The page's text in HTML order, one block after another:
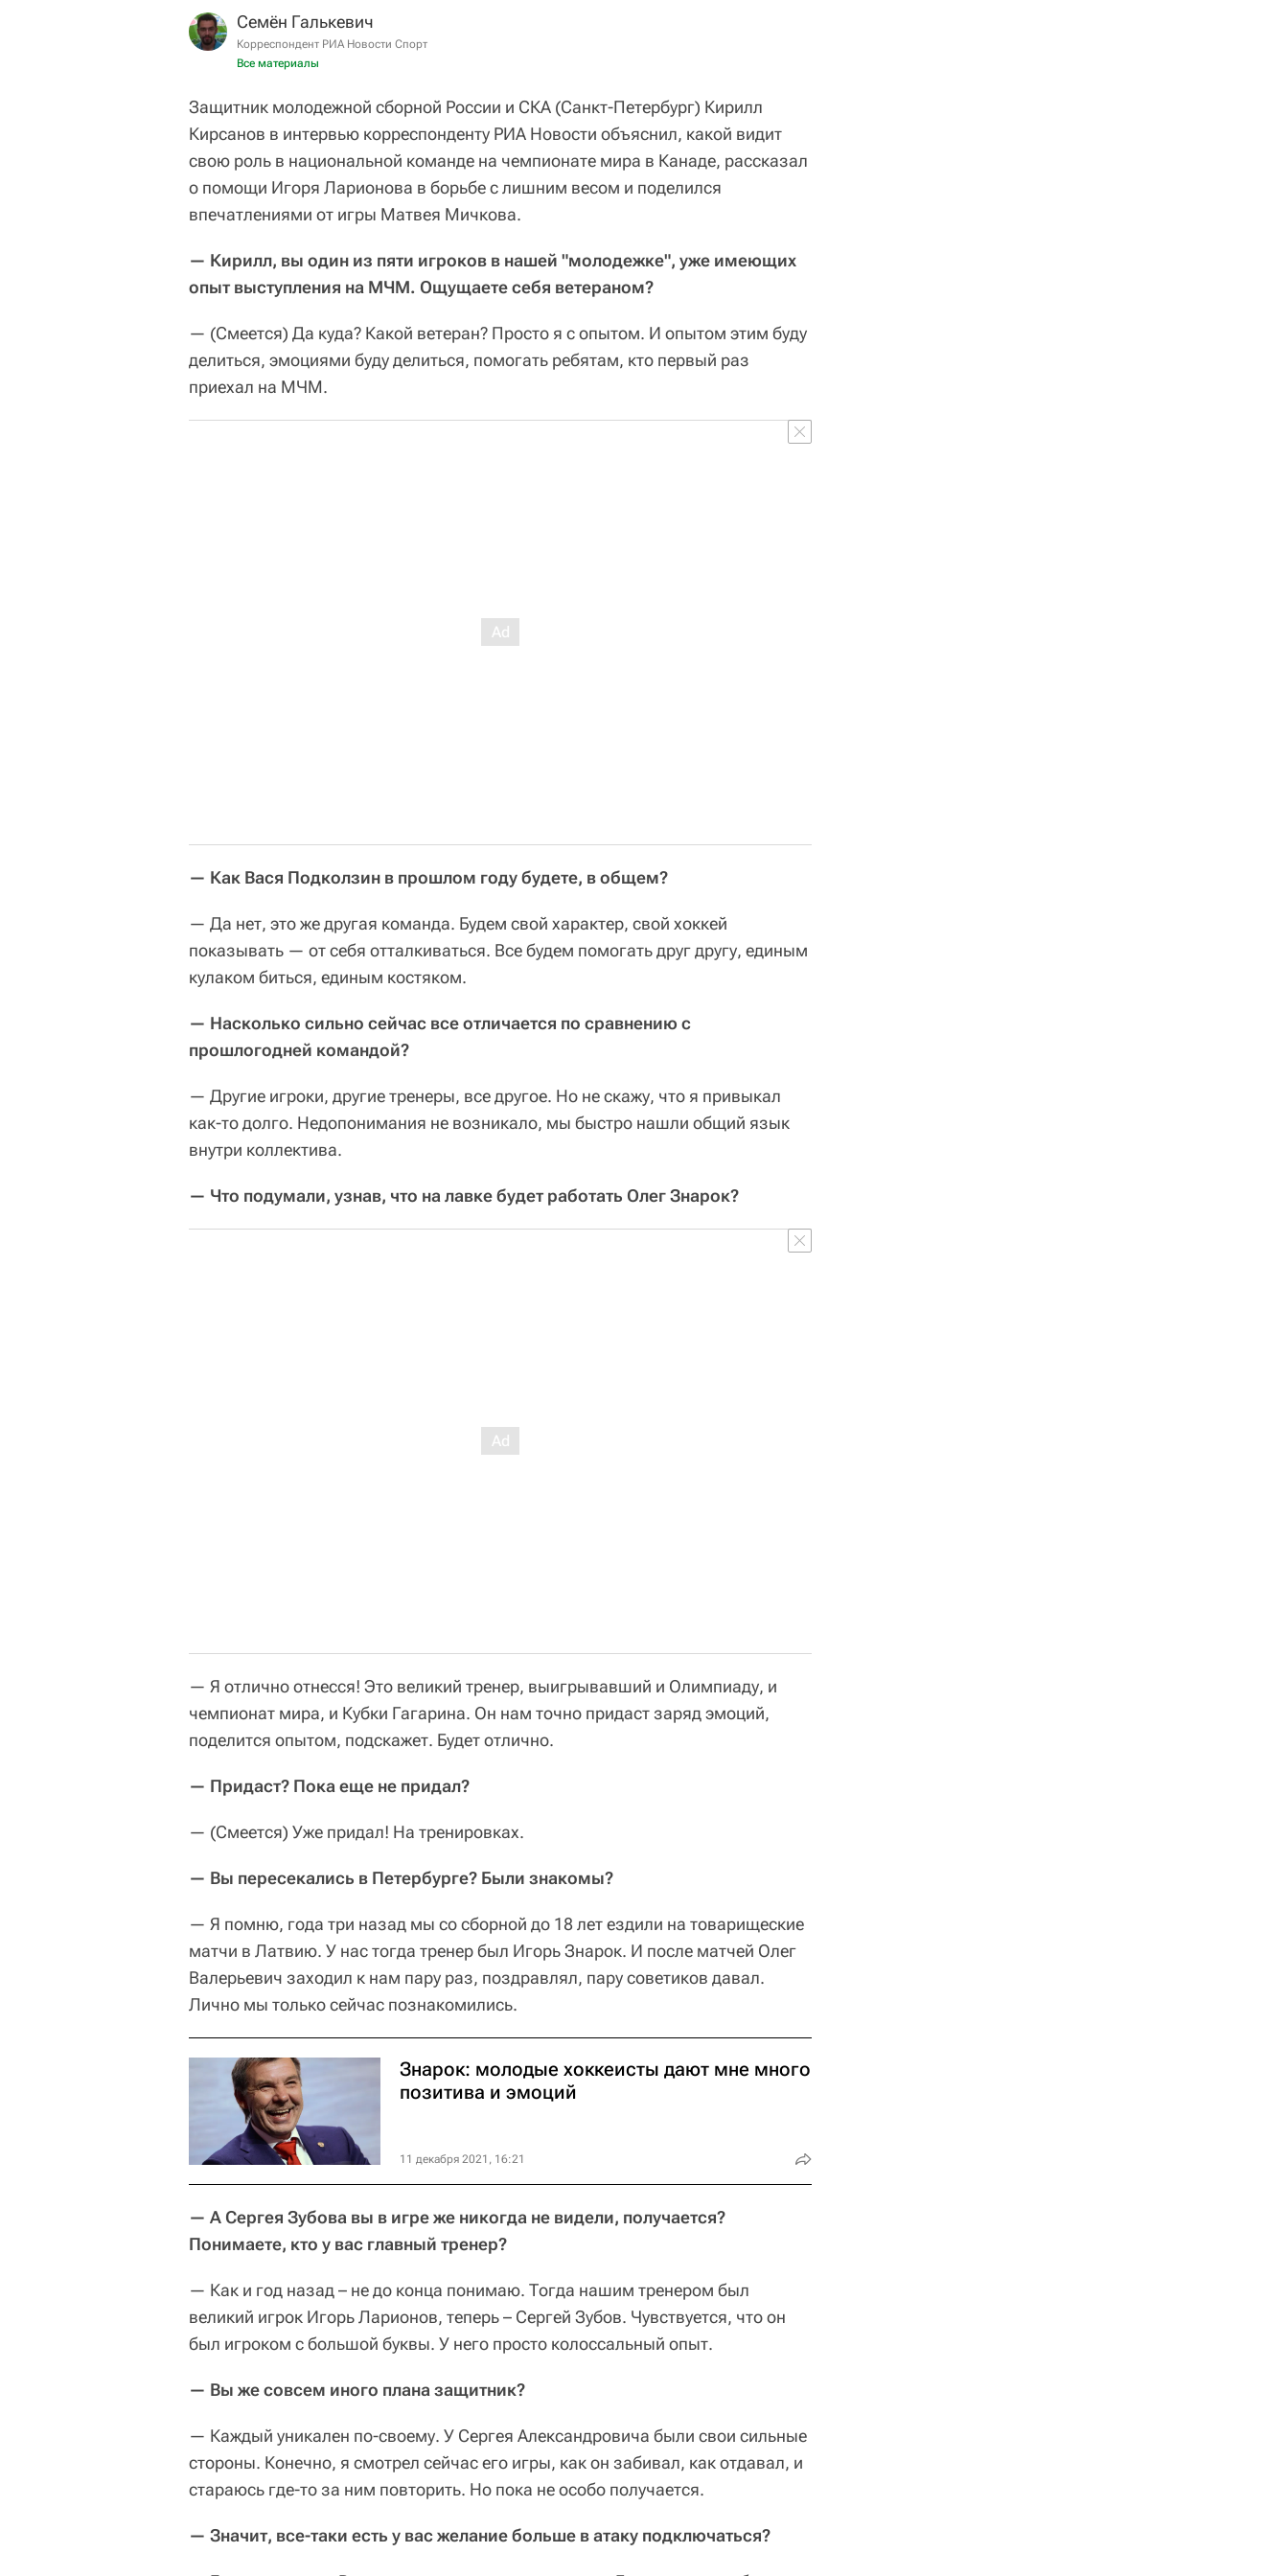
Семён Галькевич
Корреспондент РИА Новости Спорт
Все материалы
Защитник молодежной сборной России и СКА (Санкт-Петербург) Кирилл
Кирсанов в интервью корреспонденту РИА Новости объяснил, какой видит
свою роль в национальной команде на чемпионате мира в Канаде, рассказал
о помощи Игоря Ларионова в борьбе с лишним весом и поделился
впечатлениями от игры Матвея Мичкова.
— Кирилл, вы один из пяти игроков в нашей "молодежке", уже имеющих
опыт выступления на МЧМ. Ощущаете себя ветераном?
— (Смеется) Да куда? Какой ветеран? Просто я с опытом. И опытом этим буду
делиться, эмоциями буду делиться, помогать ребятам, кто первый раз
приехал на МЧМ.
— Как Вася Подколзин в прошлом году будете, в общем?
— Да нет, это же другая команда. Будем свой характер, свой хоккей
показывать — от себя отталкиваться. Все будем помогать друг другу, единым
кулаком биться, единым костяком.
— Насколько сильно сейчас все отличается по сравнению с
прошлогодней командой?
— Другие игроки, другие тренеры, все другое. Но не скажу, что я привыкал
как-то долго. Недопонимания не возникало, мы быстро нашли общий язык
внутри коллектива.
— Что подумали, узнав, что на лавке будет работать Олег Знарок?
— Я отлично отнесся! Это великий тренер, выигрывавший и Олимпиаду, и
чемпионат мира, и Кубки Гагарина. Он нам точно придаст заряд эмоций,
поделится опытом, подскажет. Будет отлично.
— Придаст? Пока еще не придал?
— (Смеется) Уже придал! На тренировках.
— Вы пересекались в Петербурге? Были знакомы?
— Я помню, года три назад мы со сборной до 18 лет ездили на товарищеские
матчи в Латвию. У нас тогда тренер был Игорь Знарок. И после матчей Олег
Валерьевич заходил к нам пару раз, поздравлял, пару советиков давал.
Лично мы только сейчас познакомились.
Знарок: молодые хоккеисты дают мне много
позитива и эмоций
11 декабря 2021, 16:21
— А Сергея Зубова вы в игре же никогда не видели, получается?
Понимаете, кто у вас главный тренер?
— Как и год назад – не до конца понимаю. Тогда нашим тренером был
великий игрок Игорь Ларионов, теперь – Сергей Зубов. Чувствуется, что он
был игроком с большой буквы. У него просто колоссальный опыт.
— Вы же совсем иного плана защитник?
— Каждый уникален по-своему. У Сергея Александровича были свои сильные
стороны. Конечно, я смотрел сейчас его игры, как он забивал, как отдавал, и
стараюсь где-то за ним повторить. Но пока не особо получается.
— Значит, все-таки есть у вас желание больше в атаку подключаться?